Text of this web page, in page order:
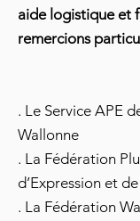
aide logistique et
remercions
. Le Service APE
Wallonne
. La Fédération
d’Expression et
. La Fédération